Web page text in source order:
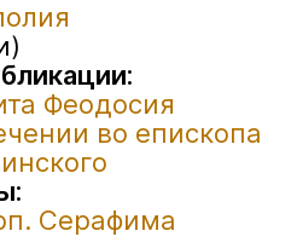
Феодосия
во епископа
Серафима